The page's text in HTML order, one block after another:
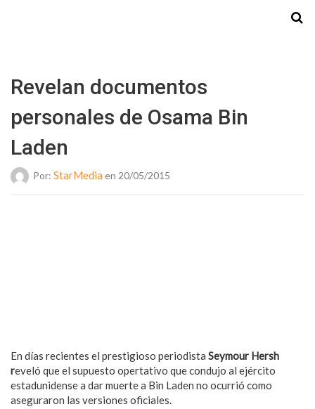
Revelan documentos
personales de Osama Bin
Laden
Por: StarMedia en 20/05/2015
En días recientes el prestigioso periodista Seymour Hersh
reveló que el supuesto opertativo que condujo al ejército
estadunidense a dar muerte a Bin Laden no ocurrió como
aseguraron las versiones oficiales.